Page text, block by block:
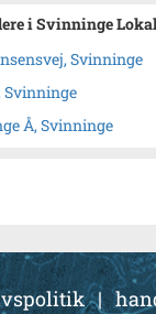
i Svinninge
Svinninge
Svinninge
Å, Svinninge
|